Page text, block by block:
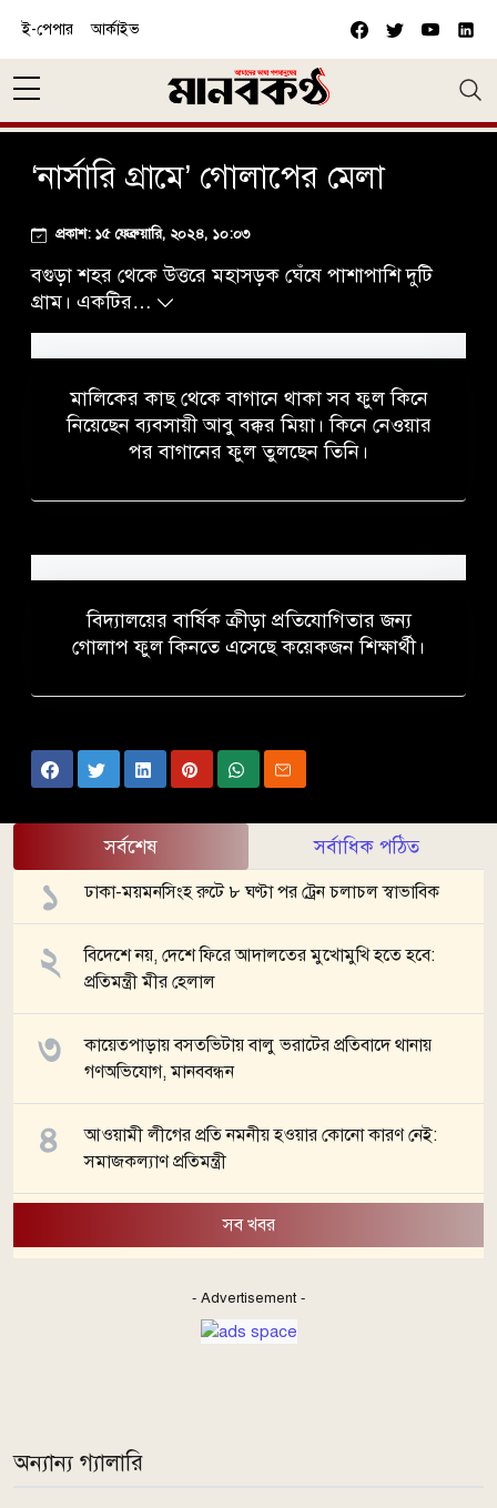
ই-পেপার আর্কাইভ
‘নার্সারি গ্রামে’ গোলাপের মেলা
প্রকাশ: ১৫ ফেব্রুয়ারি, ২০২৪, ১০:০৩
বগুড়া শহর থেকে উত্তরে মহাসড়ক ঘেঁষে পাশাপাশি দুটি
গ্রাম। একটির…
মালিকের কাছ থেকে বাগানে থাকা সব ফুল কিনে
নিয়েছেন ব্যবসায়ী আবু বক্কর মিয়া। কিনে নেওয়ার
পর বাগানের ফুল তুলছেন তিনি।
বিদ্যালয়ের বার্ষিক ক্রীড়া প্রতিযোগিতার জন্য
গোলাপ ফুল কিনতে এসেছে কয়েকজন শিক্ষার্থী।
সর্বশেষ সর্বাধিক পঠিত
ঢাকা-ময়মনসিংহ রুটে ৮ ঘণ্টা পর ট্রেন চলাচল স্বাভাবিক
বিদেশে নয়, দেশে ফিরে আদালতের মুখোমুখি হতে হবে:
প্রতিমন্ত্রী মীর হেলাল
কায়েতপাড়ায় বসতভিটায় বালু ভরাটের প্রতিবাদে থানায়
গণঅভিযোগ, মানববন্ধন
আওয়ামী লীগের প্রতি নমনীয় হওয়ার কোনো কারণ নেই:
সমাজকল্যাণ প্রতিমন্ত্রী
সব খবর
- Advertisement -
অন্যান্য গ্যালারি